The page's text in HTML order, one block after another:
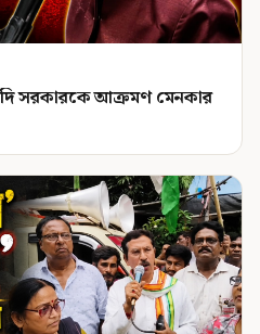
সরকারকে আক্রমণ মেনকার